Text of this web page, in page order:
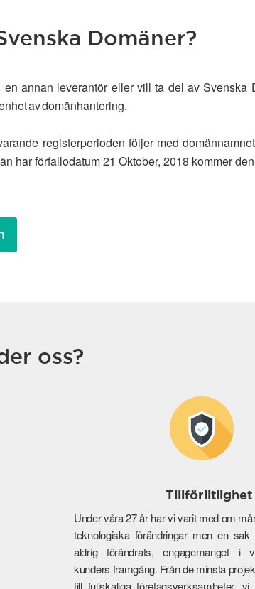
Domäner?
annan leverantör eller vill ta del av Svenska
av domänhantering.
registerperioden följer med
har förfallodatum 21 Oktober, 2018 kommer
oss?
Tillförlitlighet
Under våra 27 år har vi varit med om
teknologiska förändringar men en sak
aldrig förändrats, engagemanget i
kunders framgång. Från de minsta
till fullskaliga företagsverksamheter, vi